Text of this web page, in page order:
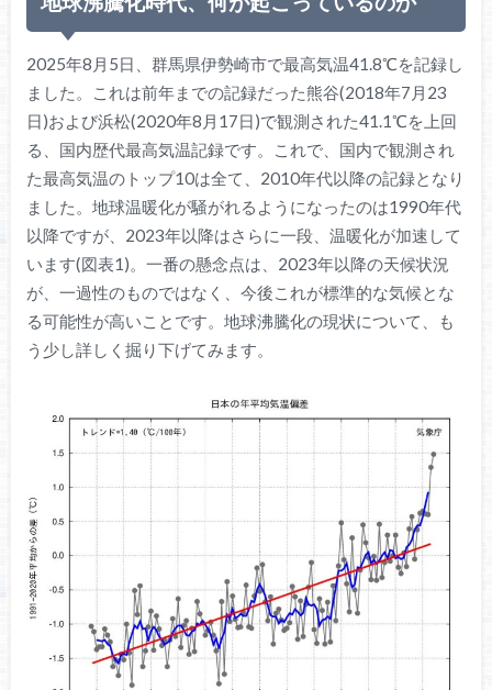
2025年8月5日、群馬県伊勢崎市で最高気温41.8℃を記録し
ました。これは前年までの記録だった熊谷(2018年7月23
日)および浜松(2020年8月17日)で観測された41.1℃を上回
る、国内歴代最高気温記録です。これで、国内で観測され
た最高気温のトップ10は全て、2010年代以降の記録となり
ました。地球温暖化が騒がれるようになったのは1990年代
以降ですが、2023年以降はさらに一段、温暖化が加速して
います(図表1)。一番の懸念点は、2023年以降の天候状況
が、一過性のものではなく、今後これが標準的な気候とな
る可能性が高いことです。地球沸騰化の現状について、も
う少し詳しく掘り下げてみます。